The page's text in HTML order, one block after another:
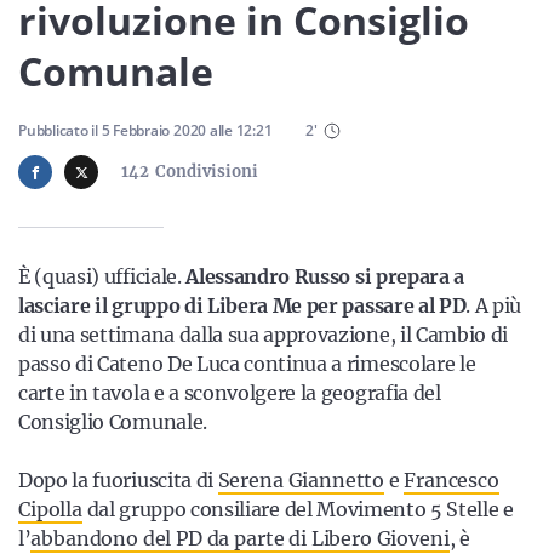
Servizi
Resta sempre aggiornato con le ultime news, iscriviti alla
nostra newsletter
Iscriviti
rivoluzione in Consiglio
Comunale
142 Condivisioni
Pubblicato il5 Febbraio 2020alle 12:21 2'
È (quasi) ufficiale.Alessandro Russo si prepara a
lasciare il gruppo di Libera Me per passare al PD. A più
di una settimana dalla sua approvazione, il Cambio di
passo di Cateno De Luca continua a rimescolare le
carte in tavola e a sconvolgere la geografia del
Consiglio Comunale.
Dopo la fuoriuscita di Serena Giannetto eFrancesco
Cipolladal gruppo consiliare del Movimento 5 Stelle e
l’abbandono del PD da parte di Libero Gioveni, è